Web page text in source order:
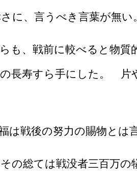
に、言うべき言葉が無い。
も、戦前に較べると物質
長寿すら手にした。 片
戦後の努力の賜物とは
の総ては戦没者三百万